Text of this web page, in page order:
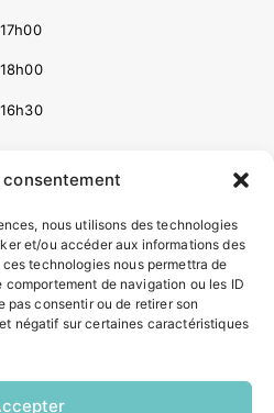
consentement
nous utilisons des technologies
et/ou accéder aux informations des
technologies nous permettra de
de navigation ou les ID
pas consentir ou de retirer son
négatif sur certaines caractéristiques